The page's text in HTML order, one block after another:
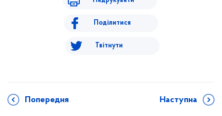
Поділитися
Твітнути
Попередня Наступна